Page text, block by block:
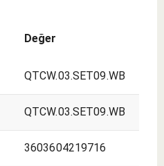
Değer
QTCW.03.SET09.WB
QTCW.03.SET09.WB
3603604219716